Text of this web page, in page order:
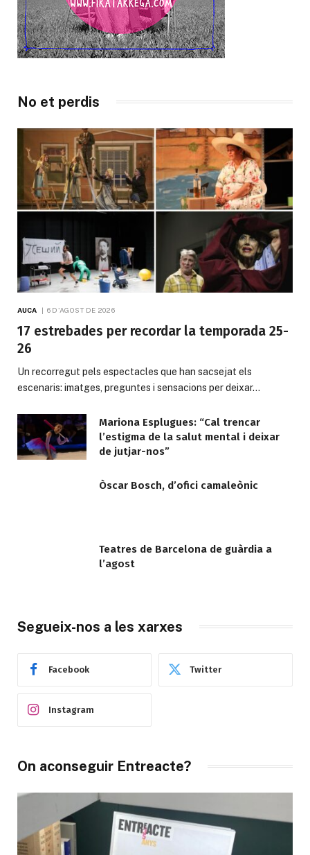
No et perdis
AUCA 6 D'AGOST DE 2026
17 estrebades per recordar la temporada 25-
26
Un recorregut pels espectacles que han sacsejat els
escenaris: imatges, preguntes i sensacions per deixar…
Mariona Esplugues: “Cal trencar
l’estigma de la salut mental i deixar
de jutjar-nos”
Òscar Bosch, d’ofici camaleònic
Teatres de Barcelona de guàrdia a
l’agost
Segueix-nos a les xarxes
Facebook Twitter
Instagram
On aconseguir Entreacte?